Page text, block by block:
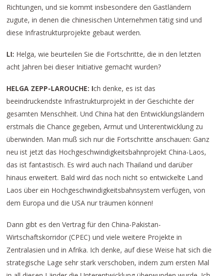
Richtungen, und sie kommt insbesondere den Gastländern
zugute, in denen die chinesischen Unternehmen tätig sind und
diese Infrastrukturprojekte gebaut werden.
LI: Helga, wie beurteilen Sie die Fortschritte, die in den letzten
acht Jahren bei dieser Initiative gemacht wurden?
HELGA ZEPP-LAROUCHE: Ich denke, es ist das
beeindruckendste Infrastrukturprojekt in der Geschichte der
gesamten Menschheit. Und China hat den Entwicklungsländern
erstmals die Chance gegeben, Armut und Unterentwicklung zu
überwinden. Man muß sich nur die Fortschritte anschauen: Ganz
neu ist jetzt das Hochgeschwindigkeitsbahnprojekt China-Laos,
das ist fantastisch. Es wird auch nach Thailand und darüber
hinaus erweitert. Bald wird das noch nicht so entwickelte Land
Laos über ein Hochgeschwindigkeitsbahnsystem verfügen, von
dem Europa und die USA nur träumen können!
Dann gibt es den Vertrag für den China-Pakistan-
Wirtschaftskorridor (CPEC) und viele weitere Projekte in
Zentralasien und in Afrika. Ich denke, auf diese Weise hat sich die
strategische Lage sehr stark verschoben, indem zum ersten Mal